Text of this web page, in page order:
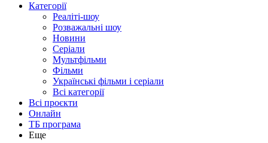
Категорії
Реаліті-шоу
Розважальні шоу
Новини
Серіали
Мультфільми
Фільми
Українські фільми і серіали
Всі категорії
Всі проєкти
Онлайн
ТБ програма
Еще